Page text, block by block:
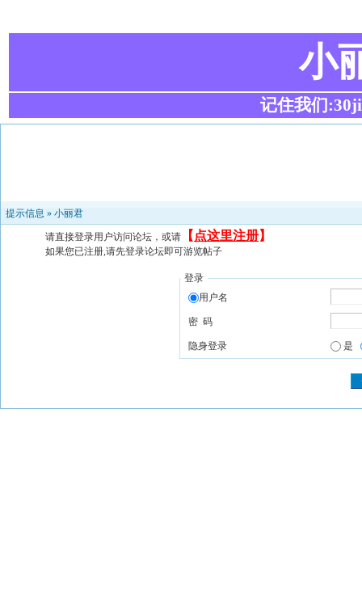
小
记住我们
提示信息 » 小丽君
请直接登录用户访问论坛，或请 【 点这里注册】
如果您已注册,请先登录论坛即可游览帖子
登录
用户名
密 码
隐身登录 是